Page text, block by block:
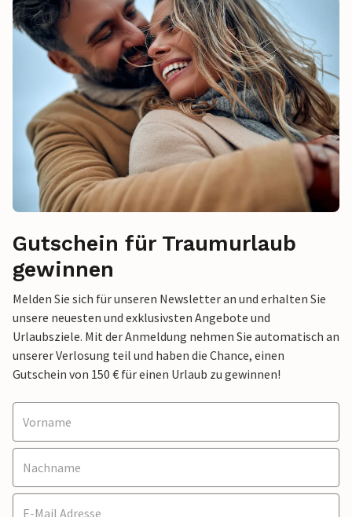
Gutschein für Traumurlaub
gewinnen
Melden Sie sich für unseren Newsletter an und erhalten Sie
unsere neuesten und exklusivsten Angebote und
Urlaubsziele. Mit der Anmeldung nehmen Sie automatisch an
unserer Verlosung teil und haben die Chance, einen
Gutschein von 150 € für einen Urlaub zu gewinnen!